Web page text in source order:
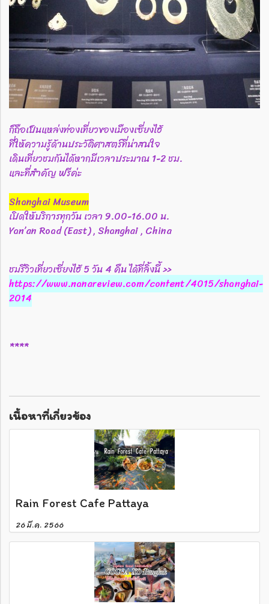
ก็ถือเป็นแหล่งท่องเที่ยวของเมืองเซี่ยงไฮ้
ที่ให้ความรู้ด้านประวัติศาสตร์ที่น่าสนใจ
เดินเที่ยวชมกันได้หากมีเวลาประมาณ 1-2 ชม.
และที่สำคัญ ฟรีค่ะ
Shanghai Museum
เปิดให้บริการทุกวัน เวลา 9.00-16.00 น.
Yan’an Road (East) , Shanghai , China
ชมรีวิวเที่ยวเซี่ยงไฮ้ 5 วัน 4 คืน ได้ที่ลิ้งนี้ >>
https://www.nanareview.com/content/4015/shanghai-
2014
****
เนื้อหาที่เกี่ยวข้อง
Rain Forest Cafe Pattaya
26 มี.ค. 2566